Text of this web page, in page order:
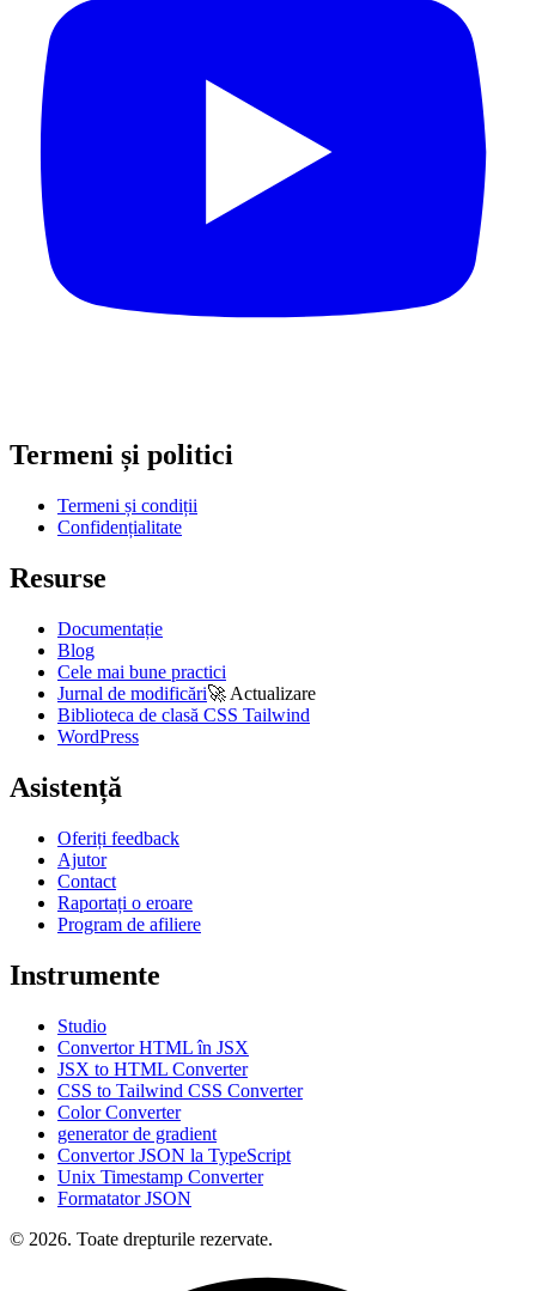
Termeni și politici
Termeni și condiții
Confidențialitate
Resurse
Documentație
Blog
Cele mai bune practici
Jurnal de modificări🚀 Actualizare
Biblioteca de clasă CSS Tailwind
WordPress
Asistență
Oferiți feedback
Ajutor
Contact
Raportați o eroare
Program de afiliere
Instrumente
Studio
Convertor HTML în JSX
JSX to HTML Converter
CSS to Tailwind CSS Converter
Color Converter
generator de gradient
Convertor JSON la TypeScript
Unix Timestamp Converter
Formatator JSON
© 2026. Toate drepturile rezervate.